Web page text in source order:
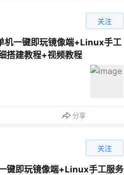
关注
机一键即玩镜像端+Linux手工
搭建教程+视频教程
分享
关注
键即玩镜像端+Linux手工服务